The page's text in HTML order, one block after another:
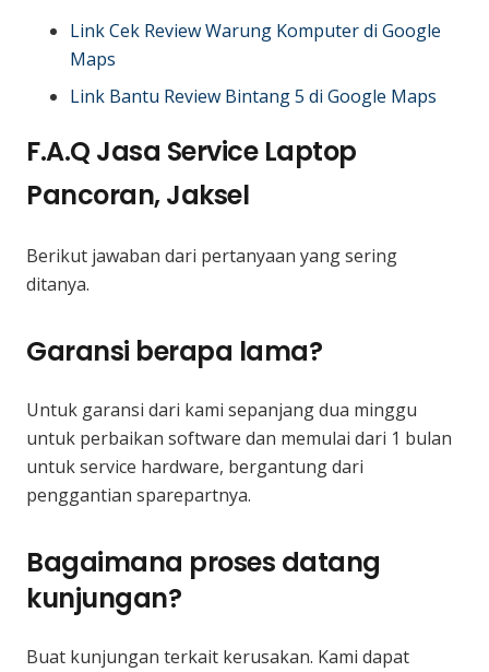
Link Cek Review Warung Komputer di Google
Maps
Link Bantu Review Bintang 5 di Google Maps
F.A.Q Jasa Service Laptop
Pancoran, Jaksel
Berikut jawaban dari pertanyaan yang sering
ditanya.
Garansi berapa lama?
Untuk garansi dari kami sepanjang dua minggu
untuk perbaikan software dan memulai dari 1 bulan
untuk service hardware, bergantung dari
penggantian sparepartnya.
Bagaimana proses datang
kunjungan?
Buat kunjungan terkait kerusakan. Kami dapat